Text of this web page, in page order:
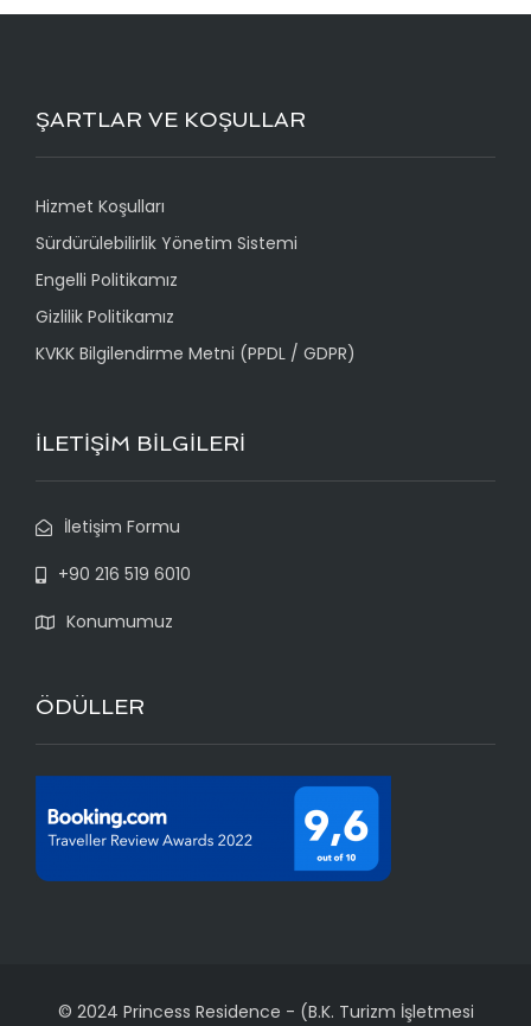
ŞARTLAR VE KOŞULLAR
Hizmet Koşulları
Sürdürülebilirlik Yönetim Sistemi
Engelli Politikamız
Gizlilik Politikamız
KVKK Bilgilendirme Metni (PPDL / GDPR)
İLETİŞİM BİLGİLERİ
İletişim Formu
+90 216 519 6010
Konumumuz
ÖDÜLLER
© 2024 Princess Residence - (B.K. Turizm İşletmesi